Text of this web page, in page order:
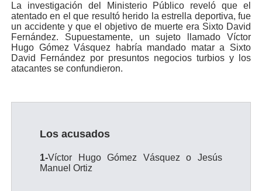
La investigación del Ministerio Público reveló que el
atentado en el que resultó herido la estrella deportiva, fue
un accidente y que el objetivo de muerte era Sixto David
Fernández. Supuestamente, un sujeto llamado Víctor
Hugo Gómez Vásquez habría mandado matar a Sixto
David Fernández por presuntos negocios turbios y los
atacantes se confundieron.
Los acusados
1-Víctor Hugo Gómez Vásquez o Jesús
Manuel Ortiz